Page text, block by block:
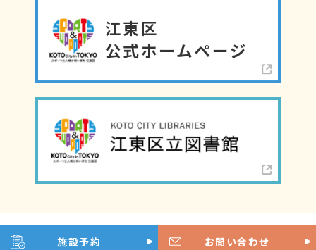
施設予約 お問い合わせ
©江東区こどもプラザ